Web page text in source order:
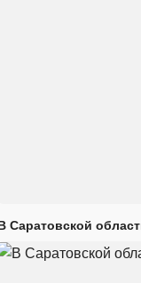
Саратовской